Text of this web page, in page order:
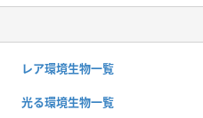
レア環境生物一覧
光る環境生物一覧